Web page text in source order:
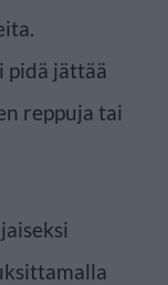
pidä jättää
reppuja tai